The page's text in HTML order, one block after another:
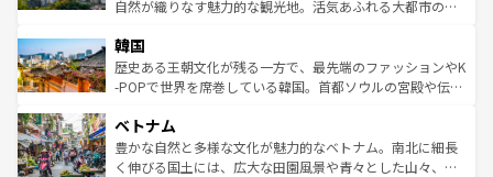
ク、伝統的なフラダンスなど、すべてがハワイの魅力を彩
ワイを、存分に味わってほしい。 なお、新着のハワイ情報
はコンテンツ一覧を参照してほしい。
ど、見どころがたくさん。また、カフェやワイン、オージ
いる。アクティビティも充実しており、サーフィンやダイ
ビング、ハイキングなど、アウトドア好きにはたまらな
い。オーストラリアの多彩な魅力を存分に味わいつくそ
参照してほしい。
自然が織りなす魅力的な観光地。活気あふれる大都市の台
ン）、静ひつな山岳地帯である台湾東部など、都市の喧騒
と山間の静けさが共存しており、訪れる人に新しい発見と
驚きをもたらしてくれる。また、奥深い台湾の食文化も魅
容にもいいと評判のスイーツなど、バラエティ豊かな料理
が味わえる。 なお、新着の台湾情報は コンテンツ一覧を参
照してほしい。
韓国
歴史ある王朝文化が残る一方で、最先端のファッションやK
-POPで世界を席巻している韓国。首都ソウルの宮殿や伝統
き、地方に足を延ばせば四季折々の自然美を楽しむことが
できる。そして、キムチや焼肉、絶品のストリートフード
まで、さまざまな韓国料理が待っている。夜には、韓国な
ベトナム
豊かな自然と多様な文化が魅力的なベトナム。南北に細長
く伸びる国土には、広大な田園風景や青々とした山々、世